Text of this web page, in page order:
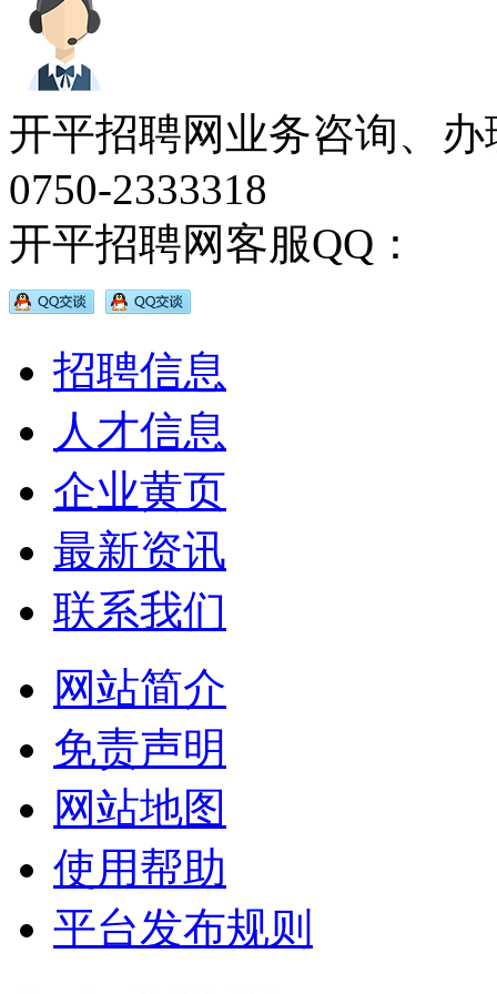
开平招聘网业务咨询、
0750-2333318
开平招聘网客服QQ：
招聘信息
人才信息
企业黄页
最新资讯
联系我们
网站简介
免责声明
网站地图
使用帮助
平台发布规则